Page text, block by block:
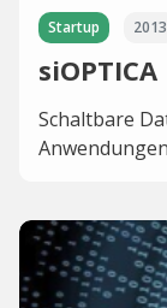
Startup 2013
siOPTICA
Schaltbare